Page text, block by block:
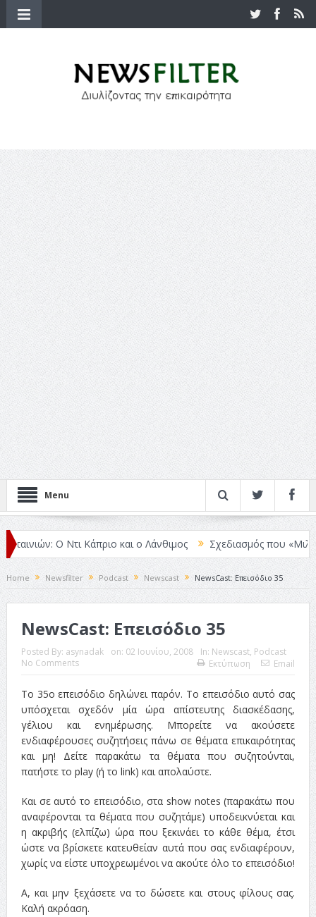
Menu
Ο Ντι Κάπριο και ο Λάνθιμος Σχεδιασμός που «Μιλάει»
Home Newsfilter Podcast Newscast NewsCast: Επεισόδιο 35
NewsCast: Επεισόδιο 35
Posted By: asynadak on: 02 Ιουνίου, 2008 In: Newscast, Podcast
No Comments
Εκτύπωση Email
Το 35o επεισόδιο δηλώνει παρόν. Το επεισόδιο αυτό σας
υπόσχεται σχεδόν μία ώρα απίστευτης διασκέδασης,
γέλιου και ενημέρωσης. Μπορείτε να ακούσετε
ενδιαφέρουσες συζητήσεις πάνω σε θέματα επικαιρότητας
και μη! Δείτε παρακάτω τα θέματα που συζητούνται,
πατήστε το play (ή το link) και απολαύστε.
Και σε αυτό το επεισόδιο, στα show notes (παρακάτω που
αναφέρονται τα θέματα που συζητάμε) υποδεικνύεται και
η ακριβής (ελπίζω) ώρα που ξεκινάει το κάθε θέμα, έτσι
ώστε να βρίσκετε κατευθείαν αυτά που σας ενδιαφέρουν,
χωρίς να είστε υποχρεωμένοι να ακούτε όλο το επεισόδιο!
Α, και μην ξεχάσετε να το δώσετε και στους φίλους σας.
Καλή ακρόαση.